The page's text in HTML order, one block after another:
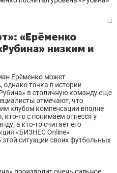
«Ерёменко
низким и
Ерёменко может
однако точка в истории
в столичную команду еще
отмечают, что
клубом компенсации вполне
кто-то с понимаем отнесся у
а кто-то считает его
«БИЗНЕС Online»
ситуации своих футбольных